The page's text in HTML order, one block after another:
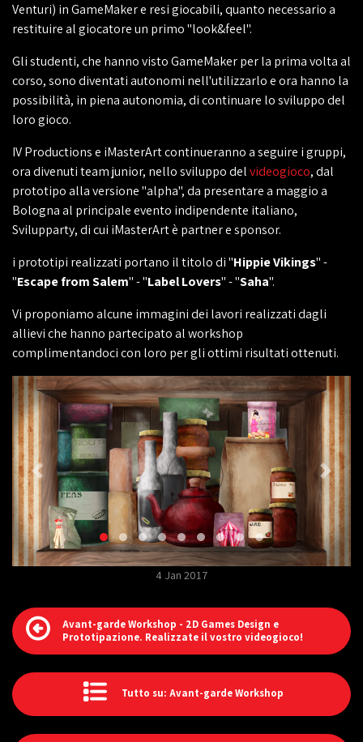
Venturi) in GameMaker e resi giocabili, quanto necessario a
restituire al giocatore un primo "look&feel".
Gli studenti, che hanno visto GameMaker per la prima volta al
corso, sono diventati autonomi nell'utilizzarlo e ora hanno la
possibilità, in piena autonomia, di continuare lo sviluppo del
loro gioco.
IV Productions e iMasterArt continueranno a seguire i gruppi,
ora divenuti team junior, nello sviluppo delvideogioco, dal
prototipo alla versione "alpha", da presentare a maggio a
Bologna al principale evento indipendente italiano,
Svilupparty, di cui iMasterArt è partner e sponsor.
i prototipi realizzati portano il titolo di "Hippie Vikings" -
"Escape from Salem" - "Label Lovers" - "Saha".
Vi proponiamo alcune immagini dei lavori realizzati dagli
allievi che hanno partecipato al workshop
complimentandoci con loro per gli ottimi risultati ottenuti.
4 Jan 2017
Avant-garde Workshop - 2D Games Design e
Prototipazione. Realizzate il vostro videogioco!
Tutto su: Avant-garde Workshop